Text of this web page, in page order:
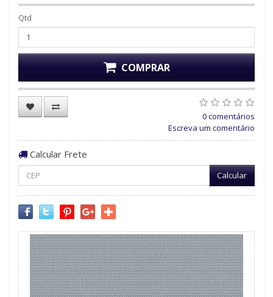
Qtd
COMPRAR
0 comentários
Escreva um comentário
Calcular Frete
Calcular